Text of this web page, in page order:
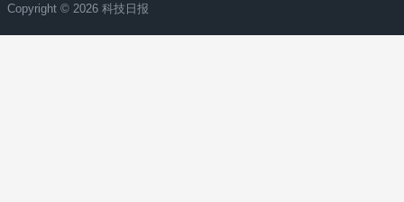
Copyright © 2026 科技日报